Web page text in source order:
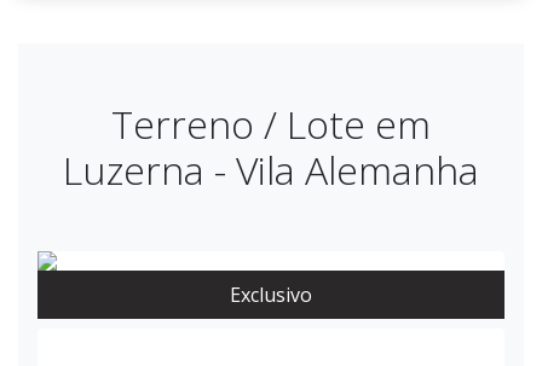
Terreno / Lote em
Luzerna - Vila Alemanha
Exclusivo